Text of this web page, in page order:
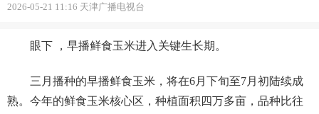
2026-05-21 11:16 天津广播电视台
眼下 ，早播鲜食玉米进入关键生长期。
三月播种的早播鲜食玉米，将在6月下旬至7月初陆续成
熟。今年的鲜食玉米核心区，种植面积四万多亩，品种比往